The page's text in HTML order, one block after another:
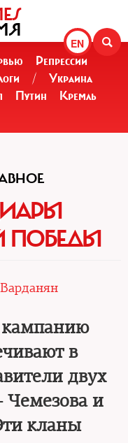
EN
Репрессии
/
Украина
Путин
Кремль
ПОБЕДЫ
в
двух
и
кланы